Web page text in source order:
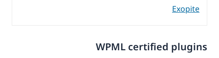
Exopite
WPML certified plugins